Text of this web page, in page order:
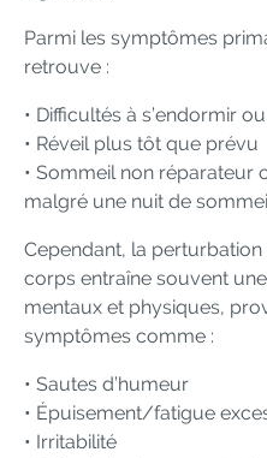
Parmi les symptômes
retrouve :
• Difficultés à s’endormir
• Réveil plus tôt que prévu
• Sommeil non réparateur
malgré une nuit de
Cependant, la
corps entraîne souvent
mentaux et physiques,
symptômes comme :
• Sautes d’humeur
• Épuisement/fatigue
• Irritabilité